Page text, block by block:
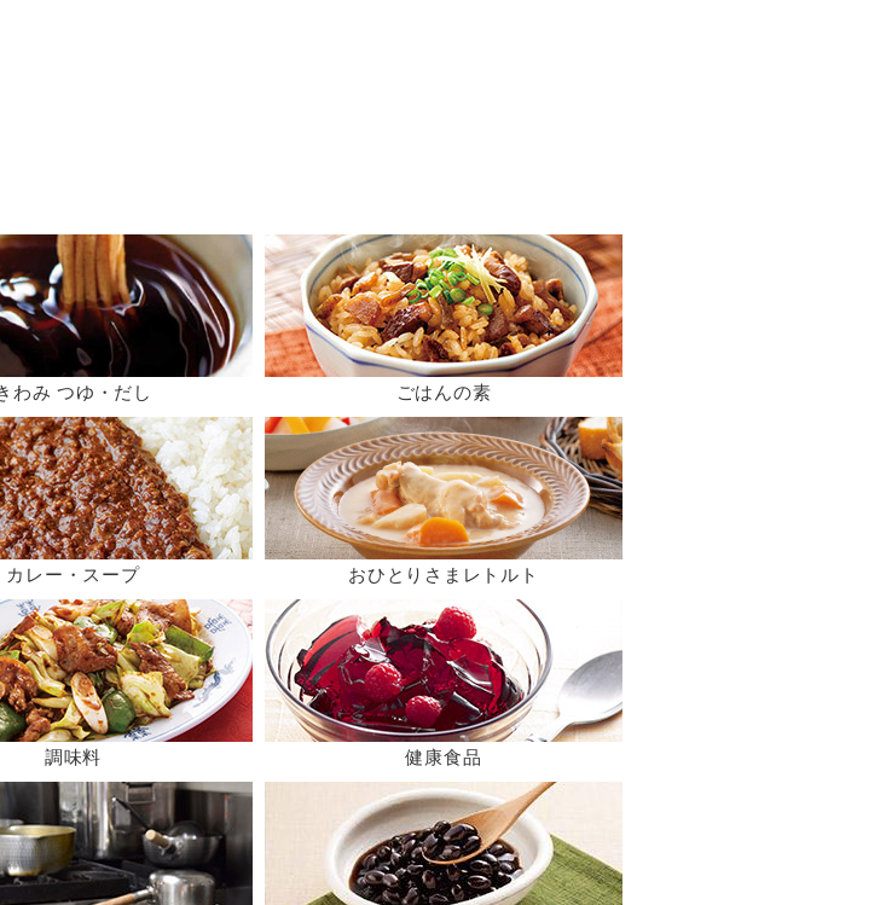
わみ つゆ・だし ごはんの素
カレー・スープ おひとりさまレトルト
調味料 健康食品